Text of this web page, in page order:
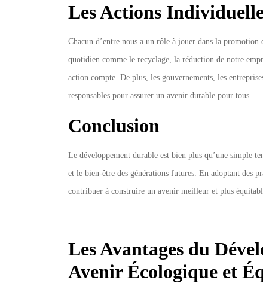
Les Actions
Chacun d’entre nous a un rôle à jouer dans la
quotidien comme le recyclage, la réduction de notre
action compte. De plus, les gouvernements, les
responsables pour assurer un avenir durable pour tous.
Conclusion
Le développement durable est bien plus qu’une simple
et le bien-être des générations futures. En adoptant des
contribuer à construire un avenir meilleur et plus
Les Avantages du
Avenir Écologique et